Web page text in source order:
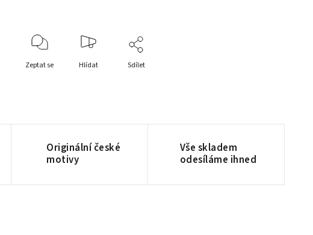
Zeptat se Hlídat Sdílet
Originální české
motivy
Vše skladem
odesíláme ihned